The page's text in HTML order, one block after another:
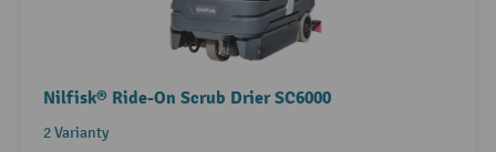
Nilfisk® Ride-On Scrub Drier SC6000
2 Varianty